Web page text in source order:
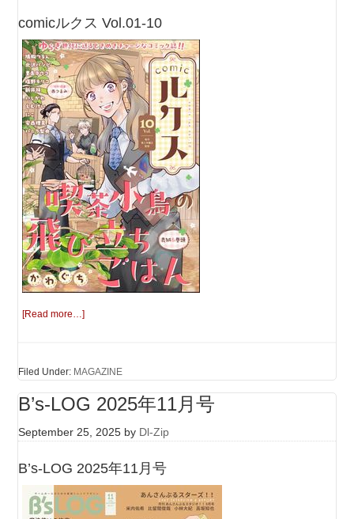
comicルクス Vol.01-10
[Read more…]
Filed Under: MAGAZINE
B’s-LOG 2025年11月号
September 25, 2025 by Dl-Zip
B’s-LOG 2025年11月号